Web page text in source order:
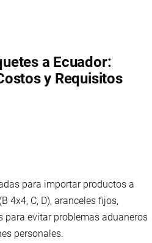
a Ecuador:
y Requisitos
para importar productos a
4x4, C, D), aranceles fijos,
para evitar problemas aduaneros
personales.